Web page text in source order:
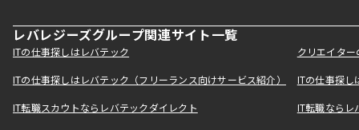
レバレジーズグループ関連サイト一覧
ITの仕事探しはレバテック クリエイタ
ITの仕事探しはレバテック（フリーランス向けサービス紹介） ITの仕事探
IT転職スカウトならレバテックダイレクト IT転職なら